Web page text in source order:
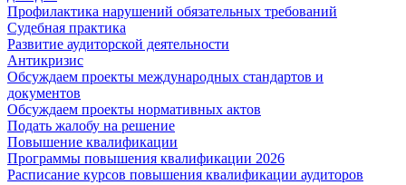
Профилактика нарушений обязательных требований
Судебная практика
Развитие аудиторской деятельности
Антикризис
Обсуждаем проекты международных стандартов и
документов
Обсуждаем проекты нормативных актов
Подать жалобу на решение
Повышение квалификации
Программы повышения квалификации 2026
Расписание курсов повышения квалификации аудиторов